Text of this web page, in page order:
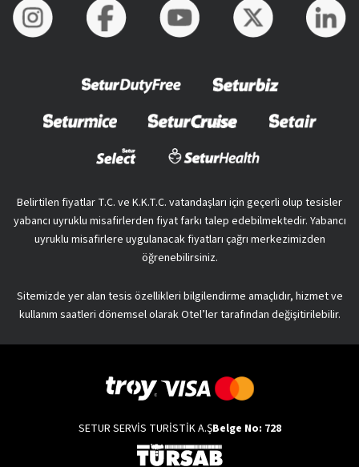
Belirtilen fiyatlar T.C. ve K.K.T.C. vatandaşları için geçerli olup tesisler
yabancı uyruklu misafirlerden fiyat farkı talep edebilmektedir. Yabancı
uyruklu misafirlere uygulanacak fiyatları çağrı merkezimizden
öğrenebilirsiniz.
Sitemizde yer alan tesis özellikleri bilgilendirme amaçlıdır, hizmet ve
kullanım saatleri dönemsel olarak Otel’ler tarafından değişitirilebilir.
SETUR SERVİS TURİSTİK A.ŞBelge No: 728